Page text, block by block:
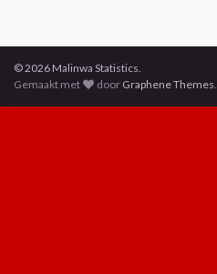
© 2026 Malinwa Statistics.
Gemaakt met
door Graphene Themes.